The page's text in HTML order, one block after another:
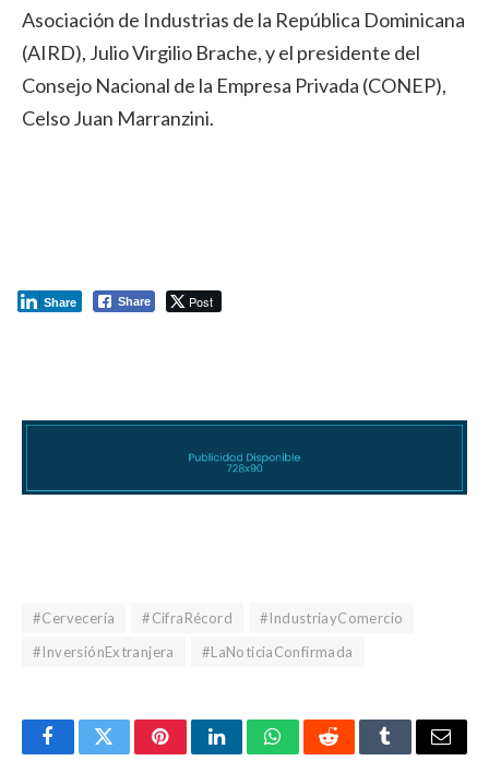
Asociación de Industrias de la República Dominicana
(AIRD), Julio Virgilio Brache, y el presidente del
Consejo Nacional de la Empresa Privada (CONEP),
Celso Juan Marranzini.
Share Post
Share
#Cervecería #CifraRécord
#IndustriayComercio
#InversiónExtranjera
#LaNoticiaConfirmada
FacebookGorjeoPinterestLinkedInWhatsAppRedditTumblr